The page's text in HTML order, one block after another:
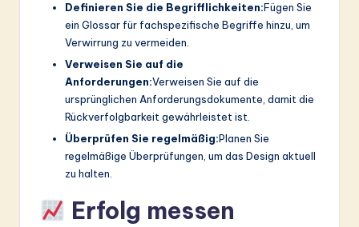
Definieren Sie die Begrifflichkeiten:Fügen Sie
ein Glossar für fachspezifische Begriffe hinzu, um
Verwirrung zu vermeiden.
Verweisen Sie auf die
Anforderungen:Verweisen Sie auf die
ursprünglichen Anforderungsdokumente, damit die
Rückverfolgbarkeit gewährleistet ist.
Überprüfen Sie regelmäßig:Planen Sie
regelmäßige Überprüfungen, um das Design aktuell
zu halten.
Erfolg messen